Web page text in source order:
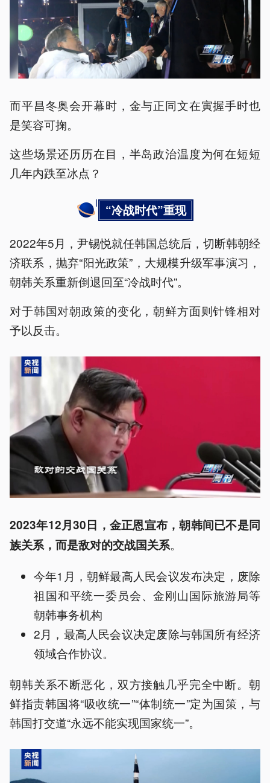
而平昌冬奥会开幕时，金与正同文在寅握手时也
是笑容可掬。
这些场景还历历在目，半岛政治温度为何在短短
几年内跌至冰点？
“冷战时代”重现
2022年5月，尹锡悦就任韩国总统后，切断韩朝经
济联系，抛弃“阳光政策”，大规模升级军事演习，
朝韩关系重新倒退回至“冷战时代”。
对于韩国对朝政策的变化，朝鲜方面则针锋相对
予以反击。
2023年12月30日，金正恩宣布，朝韩间已不是同
族关系，而是敌对的交战国关系。
今年1月，朝鲜最高人民会议发布决定，废除
祖国和平统一委员会、金刚山国际旅游局等
朝韩事务机构
2月，最高人民会议决定废除与韩国所有经济
领域合作协议。
朝韩关系不断恶化，双方接触几乎完全中断。朝
鲜指责韩国将“吸收统一”“体制统一”定为国策，与
韩国打交道“永远不能实现国家统一”。